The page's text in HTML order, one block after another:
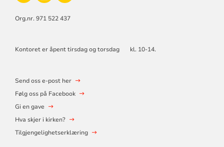
Org.nr. 971 522 437
Kontoret er åpent tirsdag og torsdag kl. 10-14.
Send oss e-post her
Følg oss på Facebook
Gi en gave
Hva skjer i kirken?
Tilgjengelighetserklæring